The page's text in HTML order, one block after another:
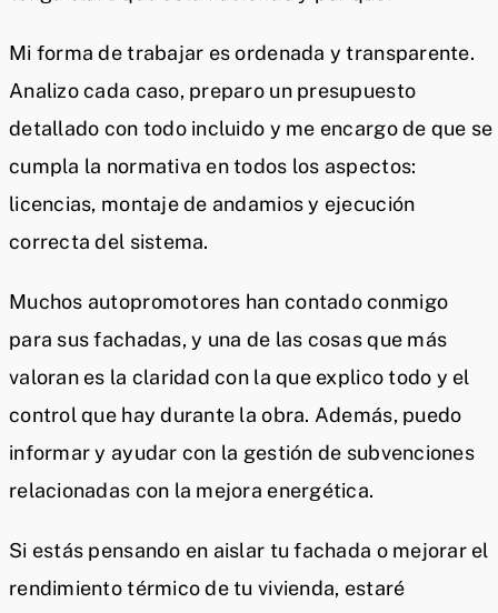
Mi forma de trabajar es ordenada y transparente.
Analizo cada caso, preparo un presupuesto
detallado con todo incluido y me encargo de que se
cumpla la normativa en todos los aspectos:
licencias, montaje de andamios y ejecución
correcta del sistema.
Muchos autopromotores han contado conmigo
para sus fachadas, y una de las cosas que más
valoran es la claridad con la que explico todo y el
control que hay durante la obra. Además, puedo
informar y ayudar con la gestión de subvenciones
relacionadas con la mejora energética.
Si estás pensando en aislar tu fachada o mejorar el
rendimiento térmico de tu vivienda, estaré